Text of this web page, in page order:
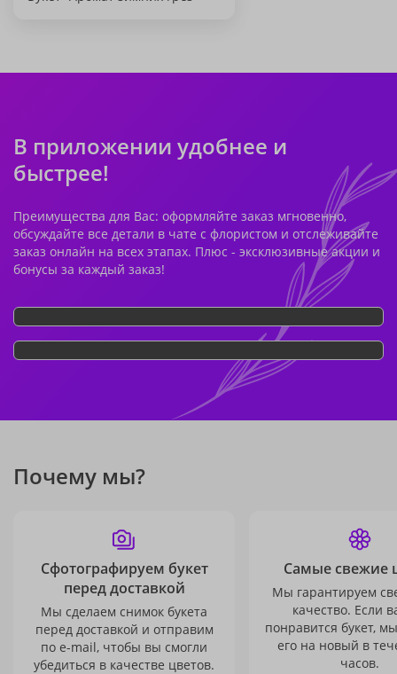
В приложении удобнее и
быстрее!
Преимущества для Вас: оформляйте заказ мгновенно,
обсуждайте все детали в чате с флористом и отслеживайте
заказ онлайн на всех этапах. Плюс - эксклюзивные акции и
бонусы за каждый заказ!
Почему мы?
Сфотографируем букет
перед доставкой
Мы сделаем снимок букета
перед доставкой и отправим
по e-mail, чтобы вы смогли
убедиться в качестве цветов.
Самые свежие
Мы гарантируем
качество. Если
понравится букет,
его на новый в
часов.